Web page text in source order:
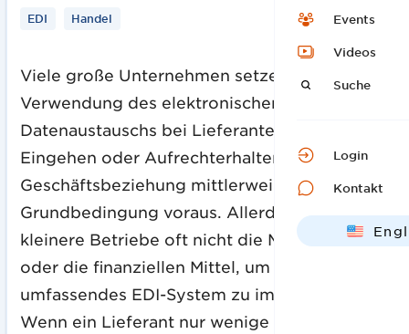
Events
Videos
Suche
Login
Kontakt
EDI Handel
Viele große Unternehmen setzen die
Verwendung des elektronischen
Datenaustauschs bei Lieferanten für das
Eingehen oder Aufrechterhalten der
Geschäftsbeziehung mittlerweile sogar als
Grundbedingung voraus. Allerdings haben
kleinere Betriebe oft nicht die Möglichkeit
oder die finanziellen Mittel, um ein
umfassendes EDI-System zu implementieren.
Wenn ein Lieferant nur wenige Daten und